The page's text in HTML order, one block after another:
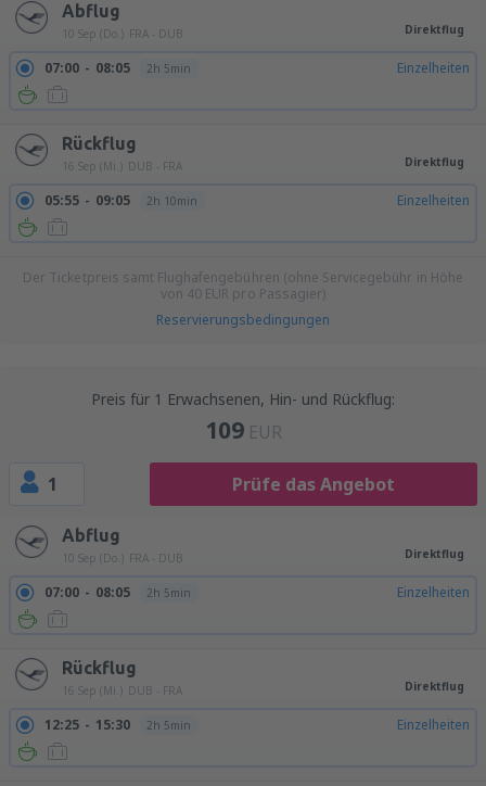
Abflug
10 Sep (Do.) FRA - DUB Direktflug
07:00 08:05 2h 5min Einzelheiten
Rückflug
16 Sep (Mi.) DUB - FRA Direktflug
05:55 09:05 2h 10min Einzelheiten
Der Ticketpreis samt Flughafengebühren (ohne Servicegebühr in Höhe
von 40 EUR pro Passagier)
Reservierungsbedingungen
Preis für 1 Erwachsenen, Hin- und Rückflug:
109 EUR
1 Prüfe das Angebot
Abflug
10 Sep (Do.) FRA - DUB Direktflug
07:00 08:05 2h 5min Einzelheiten
Rückflug
16 Sep (Mi.) DUB - FRA Direktflug
12:25 15:30 2h 5min Einzelheiten